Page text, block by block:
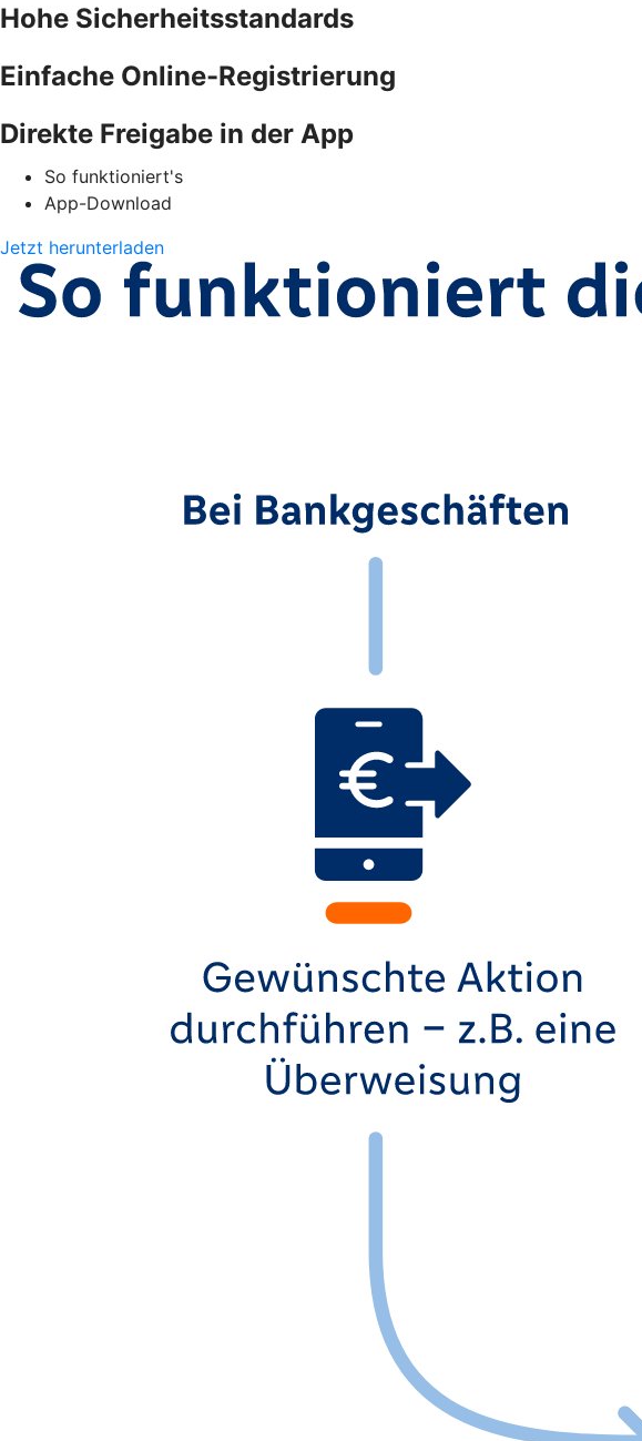
Hohe Sicherheitsstandards
Einfache Online-Registrierung
Direkte Freigabe in der App
So funktioniert's
App-Download
Jetzt herunterladen